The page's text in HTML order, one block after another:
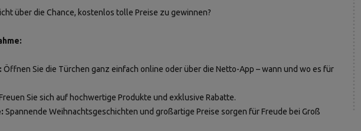
über die Chance, kostenlos tolle Preise zu gewinnen?
Öffnen Sie die Türchen ganz einfach online oder über die Netto-App – wann und wo es für
Sie sich auf hochwertige Produkte und exklusive Rabatte.
Spannende Weihnachtsgeschichten und großartige Preise sorgen für Freude bei Groß